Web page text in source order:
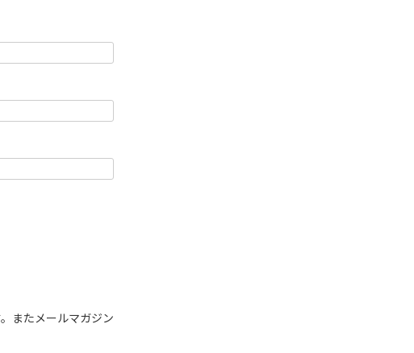
またメールマガジン